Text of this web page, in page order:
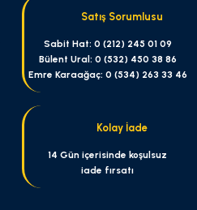
Satış Sorumlusu
Sabit Hat: 0 (212) 245 01 09
Bülent Ural: 0 (532) 450 38 86
Emre Karaağaç: 0 (534) 263 33 46
Kolay İade
14 Gün içerisinde koşulsuz
iade fırsatı